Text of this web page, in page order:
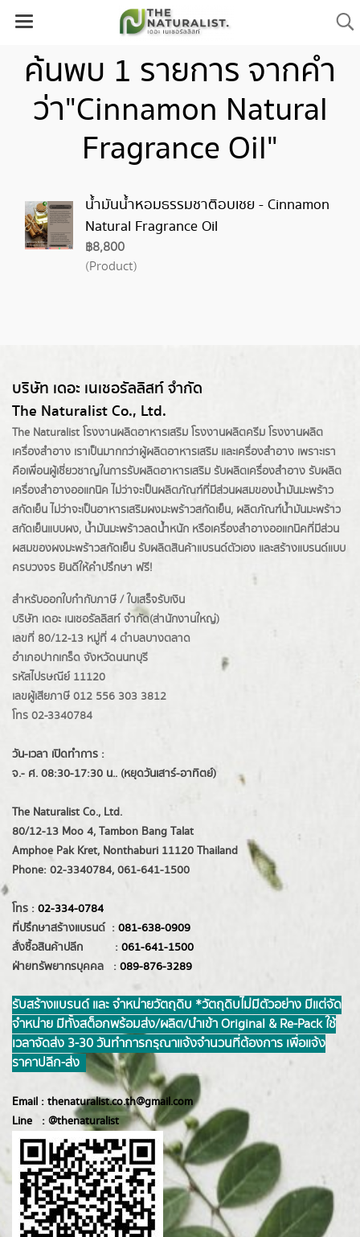
ค้นพบ 1 รายการ จากคำ
ว่า"Cinnamon Natural
Fragrance Oil"
น้ำมันน้ำหอมธรรมชาติอบเชย - Cinnamon
Natural Fragrance Oil
฿8,800
(Product)
บริษัท เดอะ เนเชอรัลลิสท์ จำกัด
The Naturalist Co., Ltd.
The Naturalist โรงงานผลิตอาหารเสริม โรงงานผลิตครีม โรงงานผลิต
เครื่องสำอาง เราเป็นมากกว่าผู้ผลิตอาหารเสริม และเครื่องสำอาง เพราะเรา
คือเพื่อนผู้เชี่ยวชาญในการรับผลิตอาหารเสริม รับผลิตเครื่องสำอาง รับผลิต
เครื่องสำอางออแกนิค ไม่ว่าจะเป็นผลิตภัณฑ์ที่มีส่วนผสมของน้ำมันมะพร้าว
สกัดเย็น ไม่ว่าจะเป็นอาหารเสริมผงมะพร้าวสกัดเย็น, ผลิตภัณฑ์น้ำมันมะพร้าว
สกัดเย็นแบบผง, น้ำมันมะพร้าวลดน้ำหนัก หรือเครื่องสำอางออแกนิคที่มีส่วน
ผสมของผงมะพร้าวสกัดเย็น รับผลิตสินค้าแบรนด์ตัวเอง และสร้างแบรนด์แบบ
ครบวงจร ยินดีให้คำปรึกษา ฟรี!
สำหรับออกใบกำกับภาษี / ใบเสร็จรับเงิน
บริษัท เดอะ เนเชอรัลลิสท์ จำกัด(ส่านักงานใหญ่)
เลขที่ 80/12-13 หมู่ที่ 4 ตำบลบางตลาด
อำเภอปากเกร็ด จังหวัดนนทบุรี
รหัสไปรษณีย์ 11120
เลขผู้เสียภาษี 012 556 303 3812
โทร 02-3340784
วัน-เวลา เปิดทำการ :
จ.- ศ. 08:30-17:30 น.. (หยุดวันเสาร์-อาทิตย์)
The Naturalist Co., Ltd.
80/12-13 Moo 4, Tambon Bang Talat
Amphoe Pak Kret, Nonthaburi 11120 Thailand
Phone: 02-3340784, 061-641-1500
โทร : 02-334-0784
ที่ปรึกษาสร้างแบรนด์ : 081-638-0909
สั่งซื้อสินค้าปลีก : 061-641-1500
ฝ่ายทรัพยากรบุคคล : 089-876-3289
รับสร้างแบรนด์ และ จำหน่ายวัตถุดิบ *วัตถุดิบไม่มีตัวอย่าง มีแต่จัด
จำหน่าย มีทั้งสต็อกพร้อมส่ง/ผลิต/นำเข้า Original & Re-Pack ใช้
เวลาจัดส่ง 3-30 วันทำการ กรุณาแจ้งจำนวนที่ต้องการ เพื่อแจ้ง
ราคาปลีก-ส่ง
Email : thenaturalist.co.th@gmail.com
Line : @thenaturalist